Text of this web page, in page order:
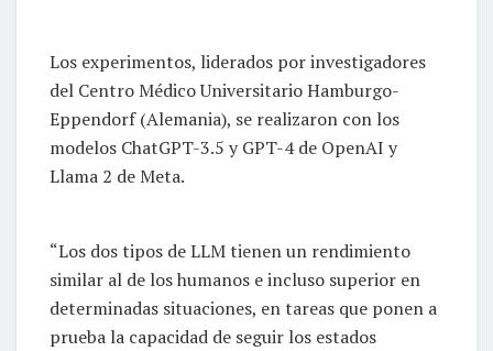
Los experimentos, liderados por investigadores
del Centro Médico Universitario Hamburgo-
Eppendorf (Alemania), se realizaron con los
modelos ChatGPT-3.5 y GPT-4 de OpenAI y
Llama 2 de Meta.
“Los dos tipos de LLM tienen un rendimiento
similar al de los humanos e incluso superior en
determinadas situaciones, en tareas que ponen a
prueba la capacidad de seguir los estados